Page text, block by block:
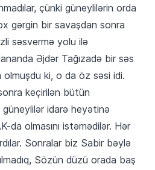
çünki güneylilərin orda
gərgin bir savaşdan sonra
səsvermə yolu ilə
Əjdər Tağızadə bir səs
olmuşdu ki, o da öz səsi idi.
keçirilən bütün
idarə heyətinə
da olmasını istəmədilər. Hər
Sonralar biz Sabir bəylə
Sözün düzü orada baş